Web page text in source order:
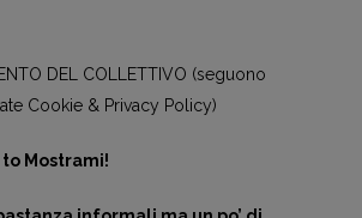
DEL COLLETTIVO (seguono
Cookie & Privacy Policy)
Mostrami!